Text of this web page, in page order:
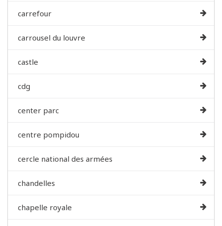
carrefour
carrousel du louvre
castle
cdg
center parc
centre pompidou
cercle national des armées
chandelles
chapelle royale